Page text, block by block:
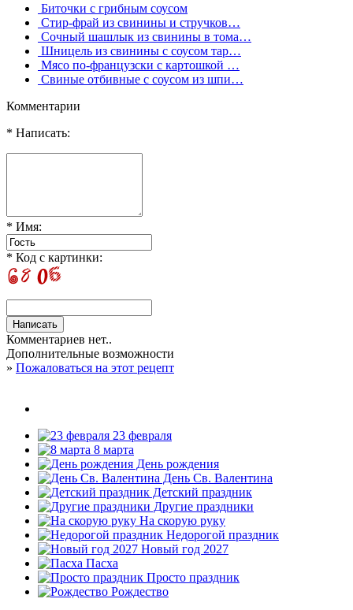
Биточки с грибным соусом
Стир-фрай из свинины и стручков…
Сочный шашлык из свинины в тома…
Шницель из свинины с соусом тар…
Мясо по-французски с картошкой …
Свиные отбивные с соусом из шпи…
Комментарии
* Написать:
* Имя:
* Код с картинки:
Комментариев нет..
Дополнительные возможности
» Пожаловаться на этот рецепт
23 февраля
8 марта
День рождения
День Св. Валентина
Детский праздник
Другие праздники
На скорую руку
Недорогой праздник
Новый год 2027
Пасха
Просто праздник
Рождество